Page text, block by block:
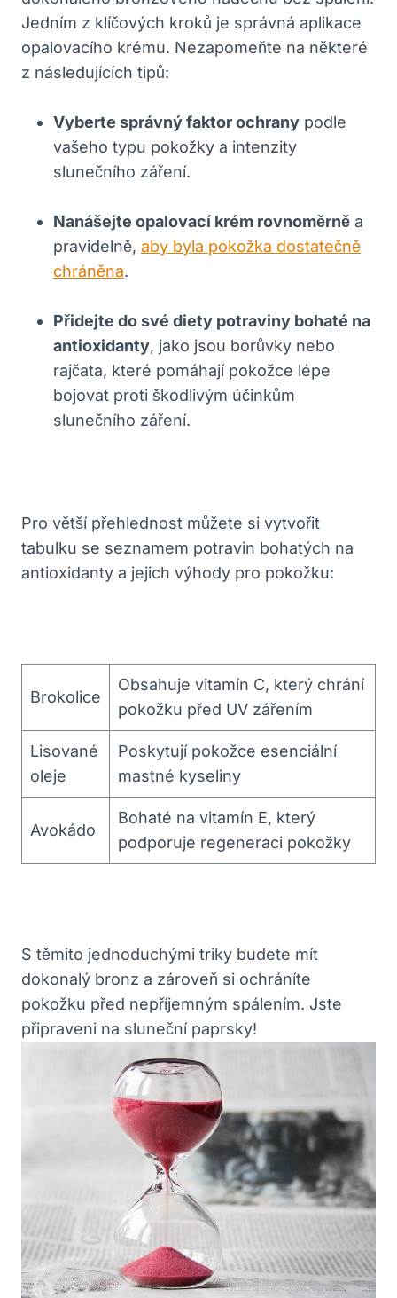
Jedním z klíčových kroků je správná aplikace
opalovacího krému. Nezapomeňte na některé
z následujících tipů:
Vyberte správný faktor ochrany podle
vašeho typu pokožky a intenzity
slunečního záření.
Nanášejte opalovací krém rovnoměrně a
pravidelně, aby byla pokožka dostatečně
chráněna.
Přidejte do své diety potraviny bohaté na
antioxidanty, jako jsou borůvky nebo
rajčata, které pomáhají pokožce lépe
bojovat proti škodlivým účinkům
slunečního záření.
Pro větší přehlednost můžete si vytvořit
tabulku se seznamem potravin bohatých na
antioxidanty a jejich výhody pro pokožku:
Brokolice
Obsahuje vitamín C, který chrání
pokožku před UV zářením
Lisované
oleje
Poskytují pokožce esenciální
mastné kyseliny
Avokádo
Bohaté na vitamín E, který
podporuje regeneraci pokožky
S těmito jednoduchými triky budete mít
dokonalý bronz a zároveň si ochráníte
pokožku před nepříjemným spálením. Jste
připraveni na sluneční paprsky!